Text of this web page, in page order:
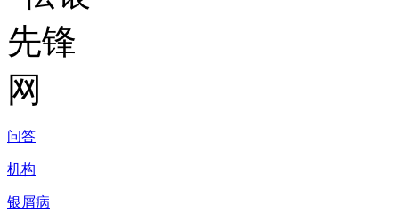
问答
机构
银屑病